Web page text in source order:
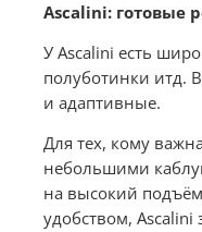
Ascalini: готовые
У Ascalini есть
полуботинки итд.
и адаптивные.
Для тех, кому
небольшими
на высокий
удобством, Ascalini